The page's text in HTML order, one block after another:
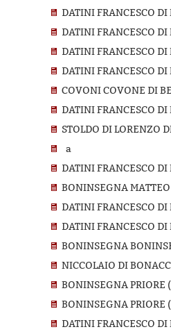
DATINI FRANCESCO
DATINI FRANCESCO
DATINI FRANCESCO
DATINI FRANCESCO
COVONI COVONE DI
DATINI FRANCESCO
STOLDO DI LORENZO
a
DATINI FRANCESCO
BONINSEGNA
DATINI FRANCESCO
DATINI FRANCESCO
BONINSEGNA
NICCOLAIO DI
BONINSEGNA
BONINSEGNA
DATINI FRANCESCO